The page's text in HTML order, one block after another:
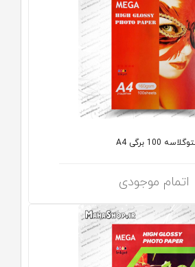
اتمام موجودی